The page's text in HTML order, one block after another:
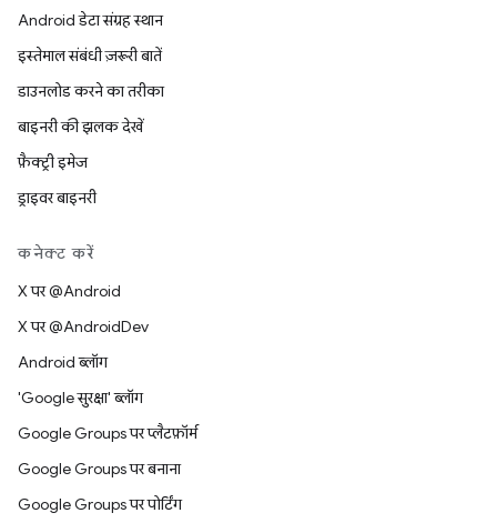
Android डेटा संग्रह स्थान
इस्तेमाल संबंधी ज़रूरी बातें
डाउनलोड करने का तरीका
बाइनरी की झलक देखें
फ़ैक्ट्री इमेज
ड्राइवर बाइनरी
कनेक्ट करें
X पर @Android
X पर @AndroidDev
Android ब्लॉग
'Google सुरक्षा' ब्लॉग
Google Groups पर प्लैटफ़ॉर्म
Google Groups पर बनाना
Google Groups पर पोर्टिंग